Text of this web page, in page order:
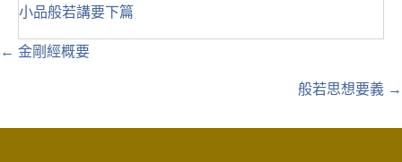
小品般若講要下篇
Posts
← 金剛經概要
般若思想要義 →